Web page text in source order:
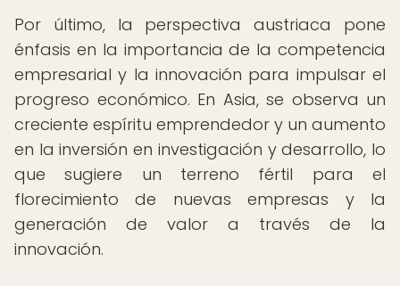
Por último, la perspectiva austriaca pone
énfasis en la importancia de la competencia
empresarial y la innovación para impulsar el
progreso económico. En Asia, se observa un
creciente espíritu emprendedor y un aumento
en la inversión en investigación y desarrollo, lo
que sugiere un terreno fértil para el
florecimiento de nuevas empresas y la
generación de valor a través de la
innovación.